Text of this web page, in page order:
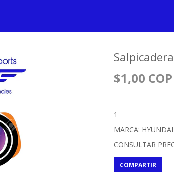
$1,00 COP
1
MARCA:
CONSULTAR
COMPARTIR